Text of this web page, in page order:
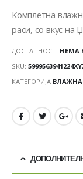
Комплетна
раси, со вкус на
ДОСТАПНОСТ: НЕМА
SKU:
КАТЕГОРИЈА ВЛАЖНА